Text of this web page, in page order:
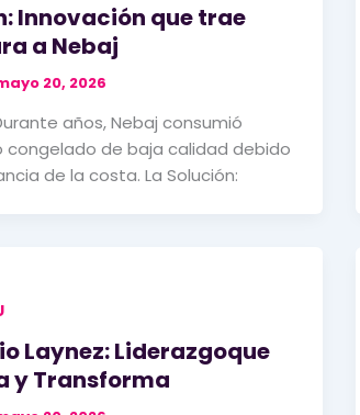
Innovación que trae
a Nebaj
20, 2026
años, Nebaj consumió
congelado de baja calidad debido
de la costa. La Solución:
Laynez: Liderazgoque
y Transforma